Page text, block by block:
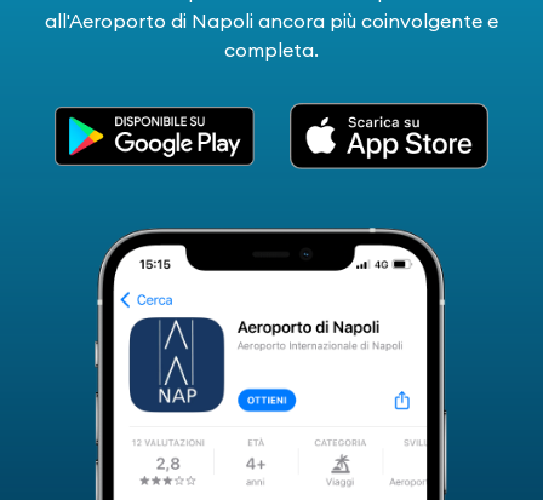
all'Aeroporto di Napoli ancora più coinvolgente e
completa.